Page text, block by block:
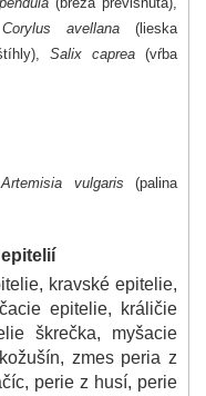
Corylus avellana
(lieska
Salix caprea
(vŕba
Artemisia vulgaris
(palina
kravské epitelie,
epitelie, králičie
škrečka, myšacie
zmes peria z
perie z husí, perie